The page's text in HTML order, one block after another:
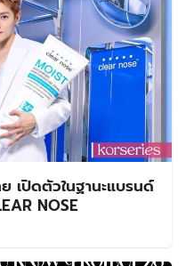
เปิดตัวในฐานะแบรนด์
NOSE